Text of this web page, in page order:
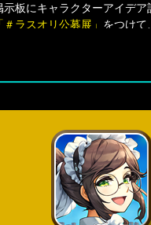
板にキャラクターアイデア
「＃ラスオリ公募展」 をつけて
ャラクターアイデア記事を
イベントに参加となります。
チームがより理解しやす
等を含ませる場合、著作
キャラクターとして制作
アを募集するという趣旨